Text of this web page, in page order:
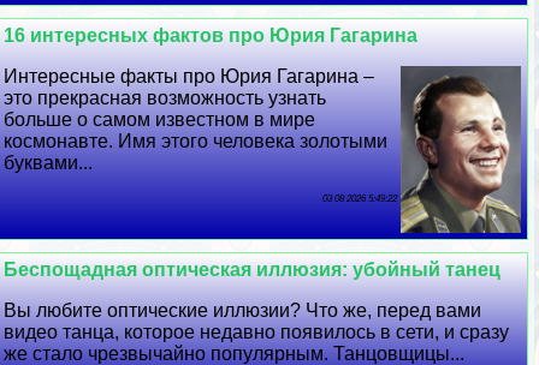
16 интересных фактов про Юрия Гагарина
Интересные факты про Юрия Гагарина –
это прекрасная возможность узнать
больше о самом известном в мире
космонавте. Имя этого человека золотыми
буквами...
03 08 2026 5:49:22
Беспощадная оптическая иллюзия: убойный танец
Вы любите оптические иллюзии? Что же, перед вами
видео танца, которое недавно появилось в сети, и сразу
же стало чрезвычайно популярным. Танцовщицы...